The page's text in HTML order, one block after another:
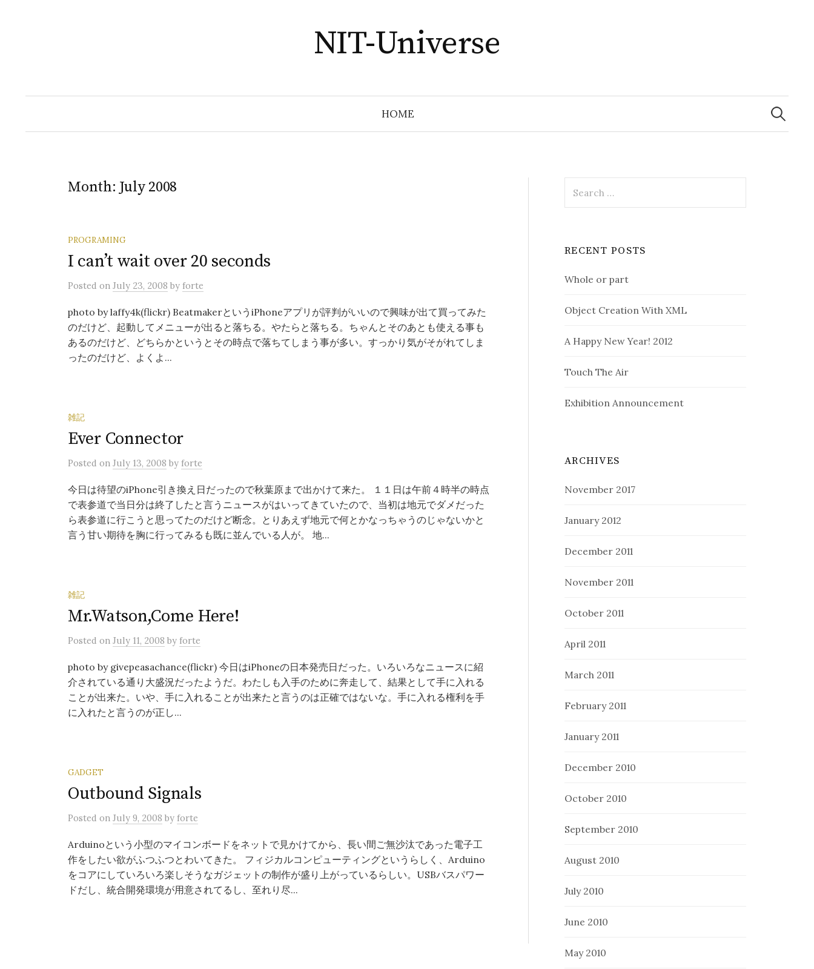
NIT-Universe
HOME
Search
for:
Month: July 2008
PROGRAMING
I can’t wait over 20 seconds
Posted on July 23, 2008 by forte
photo by laffy4k(flickr) BeatmakerというiPhoneアプリが評判がいいので興味が出て買ってみた
のだけど、起動してメニューが出ると落ちる。やたらと落ちる。ちゃんとそのあとも使える事も
あるのだけど、どちらかというとその時点で落ちてしまう事が多い。すっかり気がそがれてしま
ったのだけど、よくよ...
雑記
Ever Connector
Posted on July 13, 2008 by forte
今日は待望のiPhone引き換え日だったので秋葉原まで出かけて来た。 １１日は午前４時半の時点
で表参道で当日分は終了したと言うニュースがはいってきていたので、当初は地元でダメだった
ら表参道に行こうと思ってたのだけど断念。とりあえず地元で何とかなっちゃうのじゃないかと
言う甘い期待を胸に行ってみるも既に並んでいる人が。 地...
雑記
Mr.Watson,Come Here!
Posted on July 11, 2008 by forte
photo by givepeasachance(flickr) 今日はiPhoneの日本発売日だった。いろいろなニュースに紹
介されている通り大盛況だったようだ。わたしも入手のために奔走して、結果として手に入れる
ことが出来た。いや、手に入れることが出来たと言うのは正確ではないな。手に入れる権利を手
に入れたと言うのが正し...
GADGET
Outbound Signals
Posted on July 9, 2008 by forte
Arduinoという小型のマイコンボードをネットで見かけてから、長い間ご無沙汰であった電子工
作をしたい欲がふつふつとわいてきた。 フィジカルコンピューティングというらしく、Arduino
をコアにしていろいろ楽しそうなガジェットの制作が盛り上がっているらしい。USBバスパワー
ドだし、統合開発環境が用意されてるし、至れり尽...
for:
RECENT POSTS
Whole or part
Object Creation With XML
A Happy New Year! 2012
Touch The Air
Exhibition Announcement
ARCHIVES
November 2017
January 2012
December 2011
November 2011
October 2011
April 2011
March 2011
February 2011
January 2011
December 2010
October 2010
September 2010
August 2010
July 2010
June 2010
May 2010